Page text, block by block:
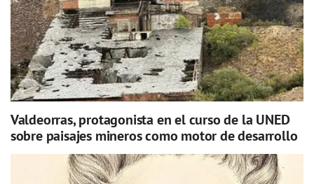
Valdeorras, protagonista en el curso de la UNED
sobre paisajes mineros como motor de desarrollo